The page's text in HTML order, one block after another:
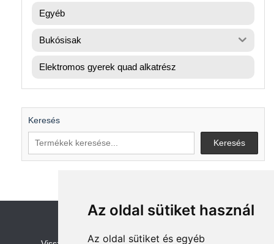
Az oldal sütiket használ
Az oldal sütiket és egyéb
Egyéb
Bukósisak
Elektromos gyerek quad alkatrész
Keresés
Keresés